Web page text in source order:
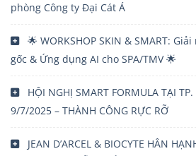
phòng Công ty Đại Cát Á
🌟 WORKSHOP SKIN & SMART:
gốc & Ứng dụng AI cho SPA/TMV 🌟
HỘI NGHỊ SMART FORMULA TẠI
9/7/2025 – THÀNH CÔNG RỰC RỠ
JEAN D’ARCEL & BIOCYTE HÂN